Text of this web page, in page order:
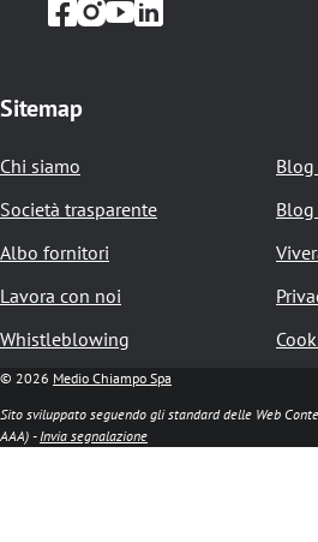
i
p
a
n
e
Sitemap
Chi siamo
Società trasparente
Albo fornitori
Lavora con noi
Whistleblowing
Blog
© 2026 Medio Chiampo Spa
Sito sviluppato seguendo gli standard delle Web
AAA) -Invia segnalazione